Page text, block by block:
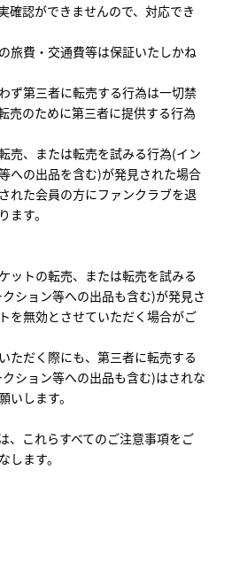
確認ができませんので、対応でき
旅費・交通費等は保証いたしかね
ず第三者に転売する行為は一切禁
売のために第三者に提供する行為
売、または転売を試みる行為(イン
への出品を含む)が発見された場合
れた会員の方にファンクラブを退
ます。
ットの転売、または転売を試みる
ション等への出品も含む)が発見さ
を無効とさせていただく場合がご
ただく際にも、第三者に転売する
ション等への出品も含む)はされな
いします。
、これらすべてのご注意事項をご
します。